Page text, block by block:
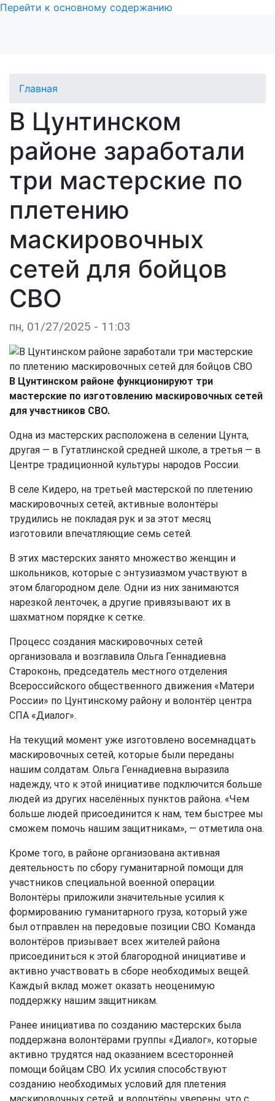
Перейти к основному содержанию
Главная
В Цунтинском
районе заработали
три мастерские по
плетению
маскировочных
сетей для бойцов
СВО
пн, 01/27/2025 - 11:03
В Цунтинском районе функционируют три
мастерские по изготовлению маскировочных сетей
для участников СВО.
Одна из мастерских расположена в селении Цунта,
другая — в Гутатлинской средней школе, а третья — в
Центре традиционной культуры народов России.
В селе Кидеро, на третьей мастерской по плетению
маскировочных сетей, активные волонтёры
трудились не покладая рук и за этот месяц
изготовили впечатляющие семь сетей.
В этих мастерских занято множество женщин и
школьников, которые с энтузиазмом участвуют в
этом благородном деле. Одни из них занимаются
нарезкой ленточек, а другие привязывают их в
шахматном порядке к сетке.
Процесс создания маскировочных сетей
организовала и возглавила Ольга Геннадиевна
Староконь, председатель местного отделения
Всероссийского общественного движения «Матери
России» по Цунтинскому району и волонтёр центра
СПА «Диалог».
На текущий момент уже изготовлено восемнадцать
маскировочных сетей, которые были переданы
нашим солдатам. Ольга Геннадиевна выразила
надежду, что к этой инициативе подключится больше
людей из других населённых пунктов района. «Чем
больше людей присоединится к нам, тем быстрее мы
сможем помочь нашим защитникам», — отметила она.
Кроме того, в районе организована активная
деятельность по сбору гуманитарной помощи для
участников специальной военной операции.
Волонтёры приложили значительные усилия к
формированию гуманитарного груза, который уже
был отправлен на передовые позиции СВО. Команда
волонтёров призывает всех жителей района
присоединиться к этой благородной инициативе и
активно участвовать в сборе необходимых вещей.
Каждый вклад может оказать неоценимую
поддержку нашим защитникам.
Ранее инициатива по созданию мастерских была
поддержана волонтёрами группы «Диалог», которые
активно трудятся над оказанием всесторонней
помощи бойцам СВО. Их усилия способствуют
созданию необходимых условий для плетения